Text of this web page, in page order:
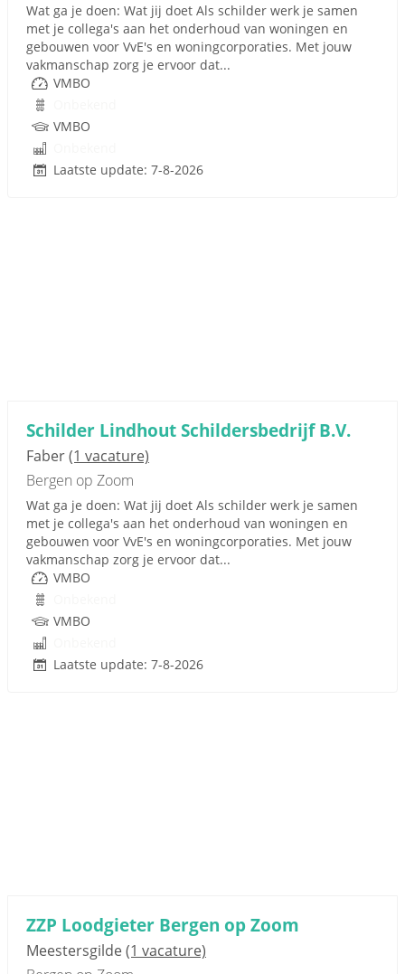
Wat ga je doen: Wat jij doet Als schilder werk je samen
met je collega's aan het onderhoud van woningen en
gebouwen voor VvE's en woningcorporaties. Met jouw
vakmanschap zorg je ervoor dat...
VMBO
VMBO
Laatste update: 7-8-2026
Schilder Lindhout Schildersbedrijf B.V.
Faber(1 vacature)
Bergen op Zoom
Wat ga je doen: Wat jij doet Als schilder werk je samen
met je collega's aan het onderhoud van woningen en
gebouwen voor VvE's en woningcorporaties. Met jouw
vakmanschap zorg je ervoor dat...
VMBO
VMBO
Laatste update: 7-8-2026
ZZP Loodgieter Bergen op Zoom
Meestersgilde(1 vacature)